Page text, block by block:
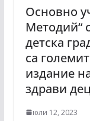
Основно
Методий“
детска
са
издание
здрави
юли 12, 2023